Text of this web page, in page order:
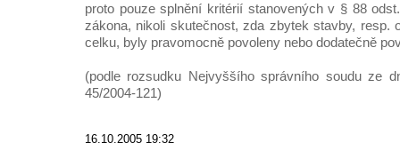
proto pouze splnění kritérií stanovených v § 88
zákona, nikoli skutečnost, zda zbytek stavby, resp.
celku, byly pravomocně povoleny nebo dodatečně
(podle rozsudku Nejvyššího správního soudu ze
45/2004-121)
16.10.2005 19:32